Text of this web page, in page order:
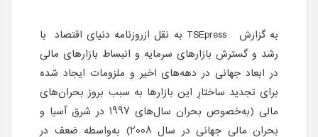
به گزارشTSEpress به نقل ازروزنامه دنیای اقتصاد با
رشد و گسترش بازارهای سرمایه و انبساط بازارهای مالی
در ابعاد جهانی در دهه‌های اخیر و ملزومات ایجاد شده
برای تجدید ساختارِ این بازارها به سبب بروز بحران‌های
مالی (به‌خصوص بحران سال‌های 1997 در شرق آسیا و
بحران مالی جهانی در سال 2008) به‌واسطه ضعف در